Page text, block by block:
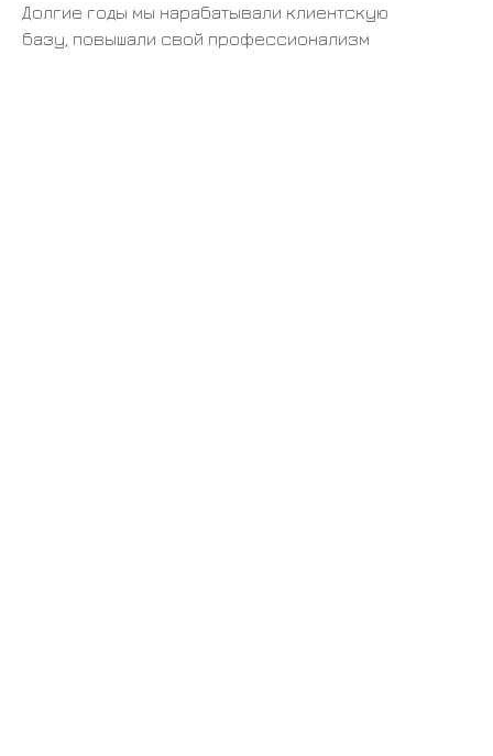
Долгие годы мы нарабатывали клиентскую
базу, повышали свой профессионализм